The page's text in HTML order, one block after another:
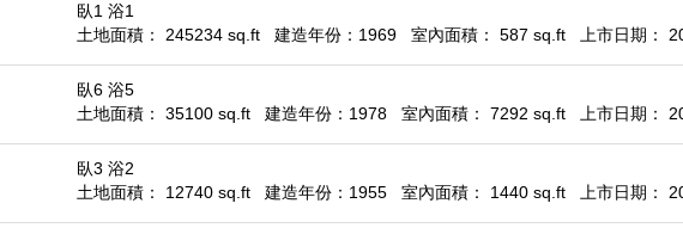
臥1 浴1
土地面積： 245234 sq.ft
建造年份：1969 室內面積： 587 sq.ft 上市日期：
臥6 浴5
土地面積： 35100 sq.ft
建造年份：1978 室內面積： 7292 sq.ft 上市日期：
臥3 浴2
土地面積： 12740 sq.ft
建造年份：1955 室內面積： 1440 sq.ft 上市日期：